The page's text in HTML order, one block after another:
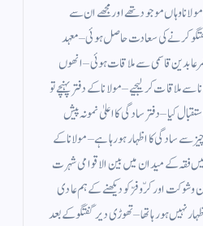
وہاں موجود تھے اور مجھے ان سے
کرنے کی سعادت حاصل ہوئی – معہد
عابدین قاسمی سے ملاقات ہوئی – انھوں
سے ملاقات کرلیجیے – مولانا کے دفتر پہنچے تو
کیا – دفتر سادگی کا اعلیٰ نمونہ پیش
چیز سے سادگی کا اظہار ہورہا ہے – مولانا کے
فقہ کے میدان میں بین الاقوامی شہرت
شوکت اور کرّوفرّ کو دیکھنے کے ہم عادی
نہیں ہورہا تھا – تھوڑی دیر گفتگو کے بعد